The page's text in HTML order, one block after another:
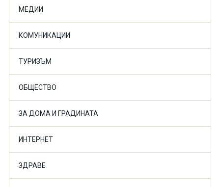
МЕДИИ
КОМУНИКАЦИИ
ТУРИЗЪМ
ОБЩЕСТВО
ЗА ДОМА И ГРАДИНАТА
ИНТЕРНЕТ
ЗДРАВЕ